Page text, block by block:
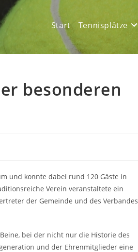
Start Tennisplätze
besonderen
und konnte dabei rund 120 Gäste in
Verein veranstaltete ein
der Gemeinde und des Verbandes
bei der nicht nur die Historie des
und der Ehrenmitglieder eine